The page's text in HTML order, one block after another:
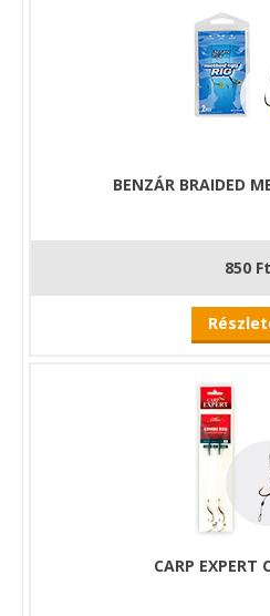
BENZÁR BRAIDED
850 Ft
CARP EXPERT